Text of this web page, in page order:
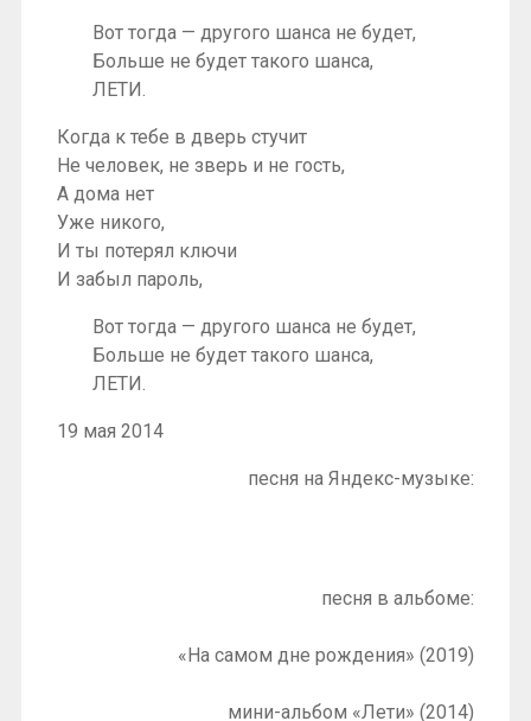
Вот тогда — другого шанса не будет,
Больше не будет такого шанса,
ЛЕТИ.
Когда к тебе в дверь стучит
Не человек, не зверь и не гость,
А дома нет
Уже никого,
И ты потерял ключи
И забыл пароль,
Вот тогда — другого шанса не будет,
Больше не будет такого шанса,
ЛЕТИ.
19 мая 2014
песня на Яндекс-музыке:
песня в альбоме:
«На самом дне рождения» (2019)
мини-альбом «Лети» (2014)